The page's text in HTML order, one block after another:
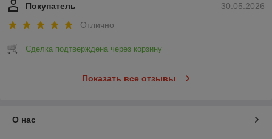
30.05.2026
Покупатель
Отлично
Сделка подтверждена через корзину
Показать все отзывы
О нас